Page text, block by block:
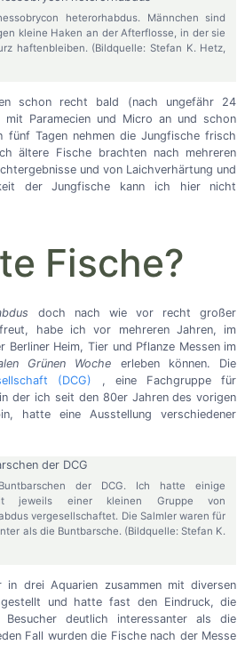
heterorhabdus. Männchen sind
kleine Haken an der Afterflosse, in der sie
haftenbleiben. (Bildquelle: Stefan K. Hetz,
schon recht bald (nach ungefähr 24
Paramecien und Micro an und schon
fünf Tagen nehmen die Jungfische frisch
ältere Fische brachten nach mehreren
und von Laichverhärtung und
der Jungfische kann ich hier nicht
Fische?
doch nach wie vor recht großer
habe ich vor mehreren Jahren, im
Berliner Heim, Tier und Pflanze Messen im
Grünen Woche erleben können. Die
(DCG)
, eine Fachgruppe für
der ich seit den 80er Jahren des vorigen
hatte eine Ausstellung verschiedener
der DCG. Ich hatte einige
jeweils einer kleinen Gruppe von
vergesellschaftet. Die Salmler waren für
als die Buntbarsche. (Bildquelle: Stefan K.
drei Aquarien zusammen mit diversen
und hatte fast den Eindruck, die
deutlich interessanter als die
Fall wurden die Fische nach der Messe